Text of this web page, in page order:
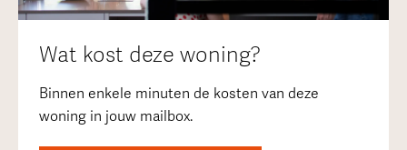
Wat kost deze woning?
Binnen enkele minuten de kosten van deze
woning in jouw mailbox.